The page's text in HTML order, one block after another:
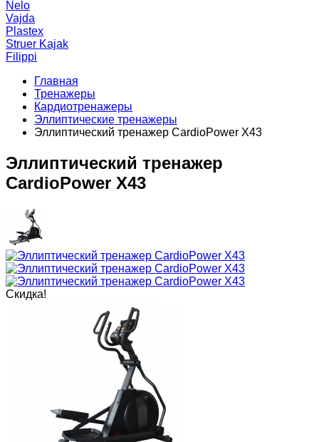
Nelo
Vajda
Plastex
Struer Kajak
Filippi
Главная
Тренажеры
Кардиотренажеры
Эллиптические тренажеры
Эллиптический тренажер СardioPower X43
Эллиптический тренажер
СardioPower X43
Скидка!